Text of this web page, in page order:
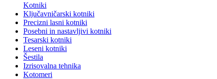
Kotniki
Ključavničarski kotniki
Precizni lasni kotniki
Posebni in nastavljivi kotniki
Tesarski kotniki
Leseni kotniki
Šestila
Izrisovalna tehnika
Kotomeri